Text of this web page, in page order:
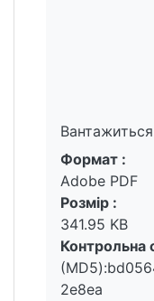
Вантажиться...
Формат :
Adobe PDF
Розмір :
341.95 KB
Контрольна
2e8ea